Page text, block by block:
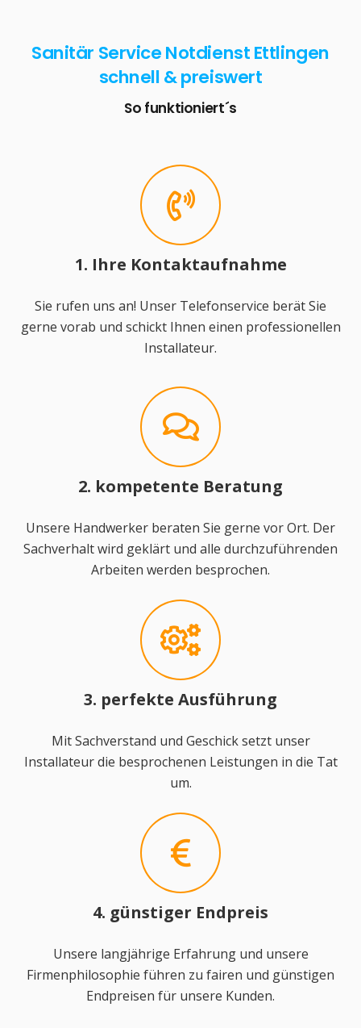
Sanitär Service Notdienst Ettlingen
schnell & preiswert
So funktioniert´s
1. Ihre Kontaktaufnahme
Sie rufen uns an! Unser Telefonservice berät Sie
gerne vorab und schickt Ihnen einen professionellen
Installateur.
2. kompetente Beratung
Unsere Handwerker beraten Sie gerne vor Ort. Der
Sachverhalt wird geklärt und alle durchzuführenden
Arbeiten werden besprochen.
3. perfekte Ausführung
Mit Sachverstand und Geschick setzt unser
Installateur die besprochenen Leistungen in die Tat
um.
4. günstiger Endpreis
Unsere langjährige Erfahrung und unsere
Firmenphilosophie führen zu fairen und günstigen
Endpreisen für unsere Kunden.